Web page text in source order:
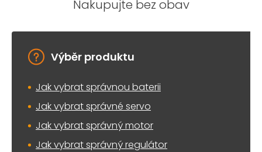
Nakupujte bez obav
Výběr produktu
Jak vybrat správnou baterii
Jak vybrat správné servo
Jak vybrat správný motor
Jak vybrat správný regulátor